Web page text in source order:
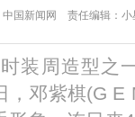
国新闻网 责任编辑：小
装周造型之
邓紫棋(G E